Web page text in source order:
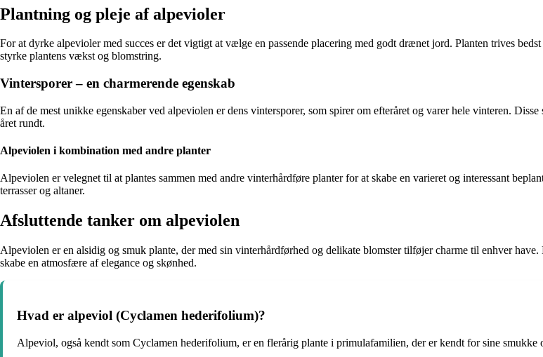
Plantning og pleje af alpevioler
For at dyrke alpevioler med succes er det vigtigt at vælge en passende placering med godt drænet jord. Planten trives
styrke plantens vækst og blomstring.
Vintersporer – en charmerende egenskab
En af de mest unikke egenskaber ved alpeviolen er dens vintersporer, som spirer om efteråret og varer hele vinteren.
året rundt.
Alpeviolen i kombination med andre planter
Alpeviolen er velegnet til at plantes sammen med andre vinterhårdføre planter for at skabe en varieret og interessant
terrasser og altaner.
Afsluttende tanker om alpeviolen
Alpeviolen er en alsidig og smuk plante, der med sin vinterhårdførhed og delikate blomster tilføjer charme til enhver
skabe en atmosfære af elegance og skønhed.
Hvad er alpeviol (Cyclamen hederifolium)?
Alpeviol, også kendt som Cyclamen hederifolium, er en flerårig plante i primulafamilien, der er kendt for sine smukke